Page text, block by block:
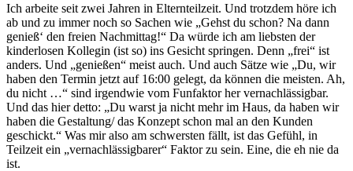
Ich arbeite seit zwei Jahren in Elternteilzeit. Und trotzdem höre ich
ab und zu immer noch so Sachen wie „Gehst du schon? Na dann
genieß‘ den freien Nachmittag!“ Da würde ich am liebsten der
kinderlosen Kollegin (ist so) ins Gesicht springen. Denn „frei“ ist
anders. Und „genießen“ meist auch. Und auch Sätze wie „Du, wir
haben den Termin jetzt auf 16:00 gelegt, da können die meisten. Ah,
du nicht …“ sind irgendwie vom Funfaktor her vernachlässigbar.
Und das hier detto: „Du warst ja nicht mehr im Haus, da haben wir
haben die Gestaltung/ das Konzept schon mal an den Kunden
geschickt.“ Was mir also am schwersten fällt, ist das Gefühl, in
Teilzeit ein „vernachlässigbarer“ Faktor zu sein. Eine, die eh nie da
ist.